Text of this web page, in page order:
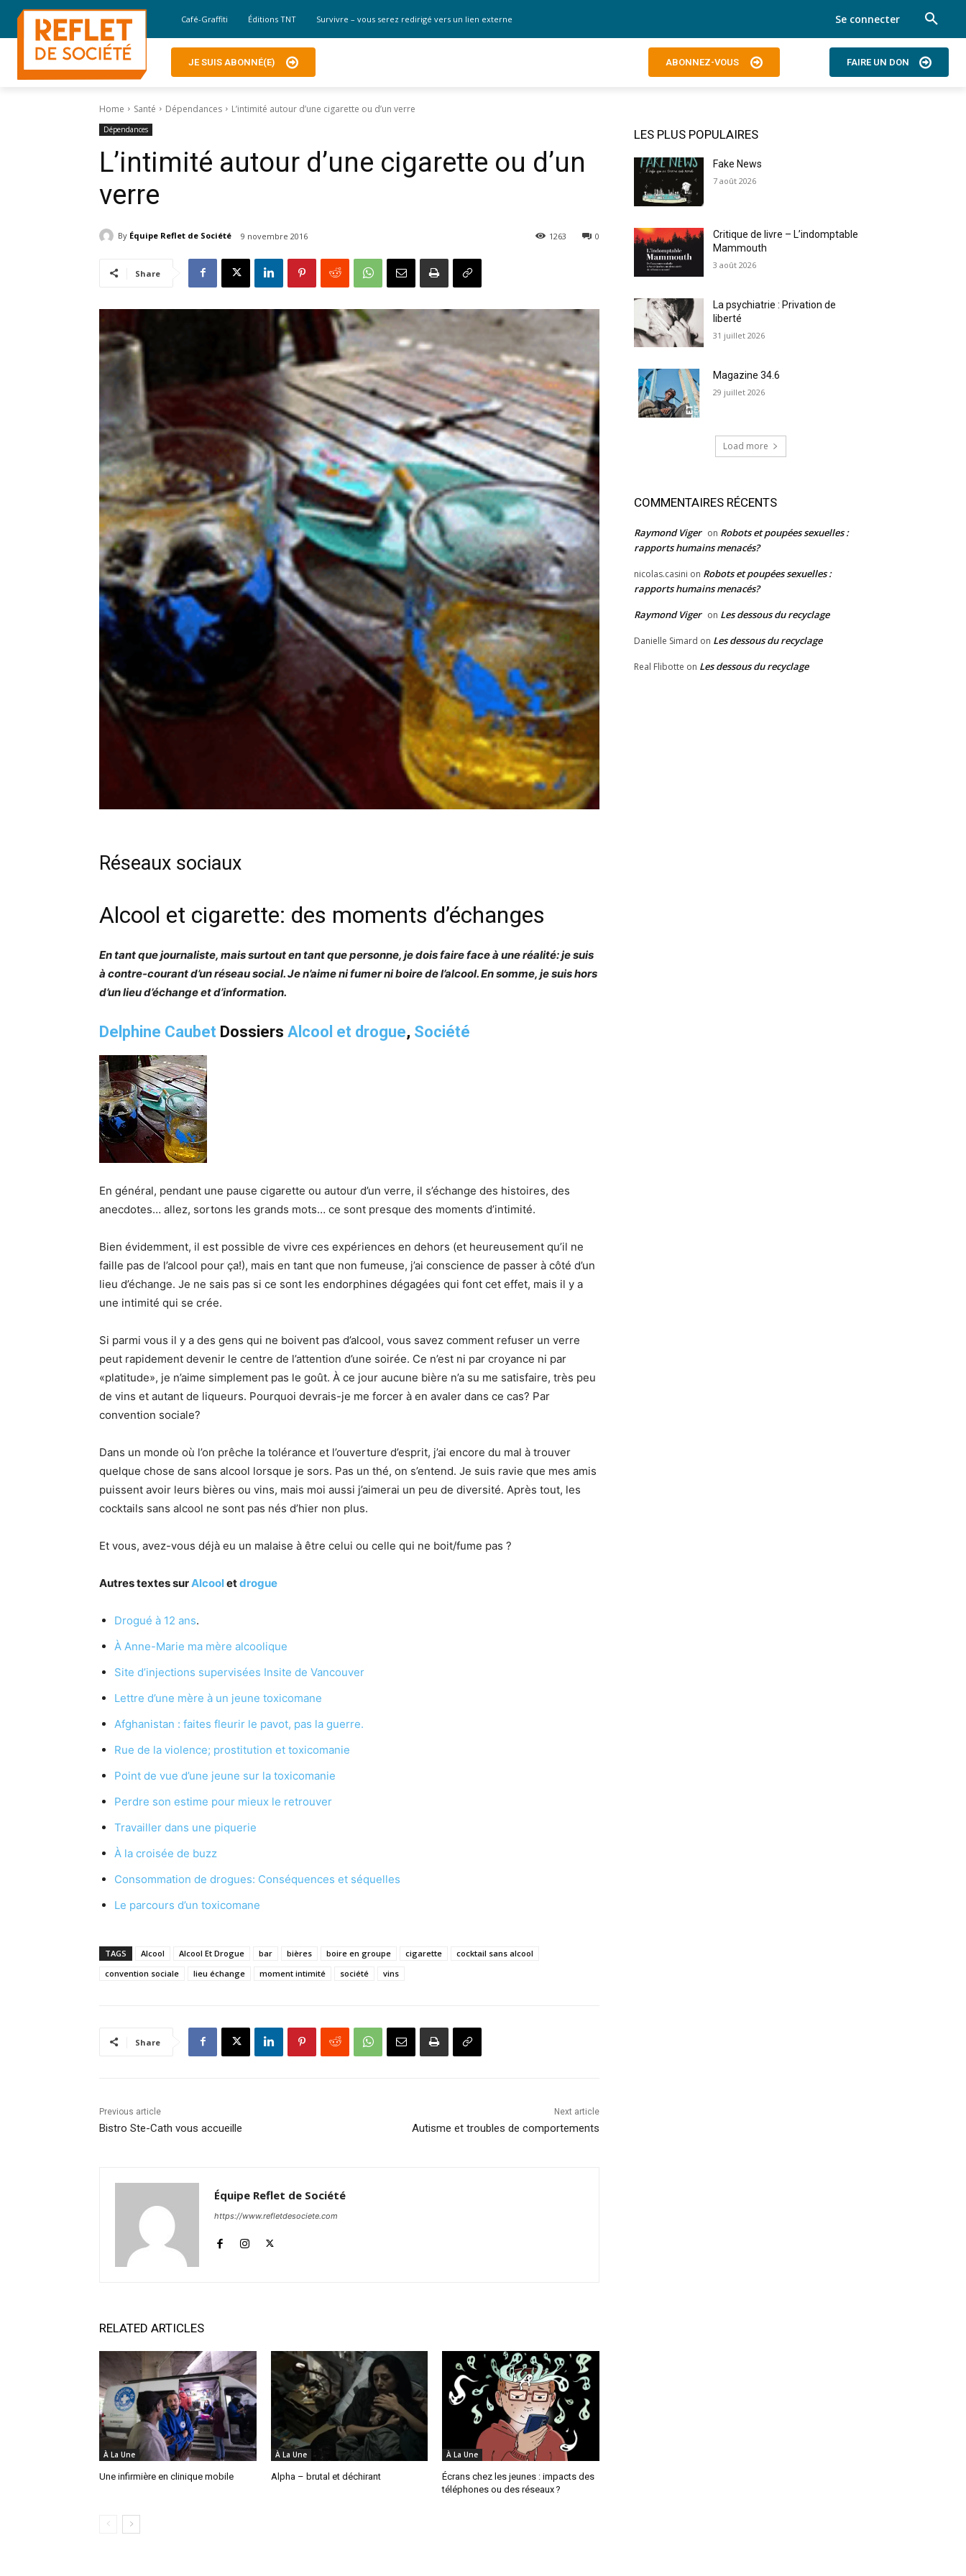
Café-Graffiti Éditions TNT Survivre – vous serez redirigé vers un lien externe Se connecter
JE SUIS ABONNÉ(E) ABONNEZ-VOUS FAIRE UN DON
Home Santé Dépendances L’intimité autour d’une cigarette ou d’un verre
Dépendances
L’intimité autour d’une cigarette ou d’un
verre
By Équipe Reflet de Société 9 novembre 2016 0
1263
Share
Réseaux sociaux
Alcool et cigarette: des moments d’échanges
En tant que journaliste, mais surtout en tant que personne, je dois faire face à une réalité: je suis
à contre-courant d’un réseau social. Je n’aime ni fumer ni boire de l’alcool. En somme, je suis hors
d’un lieu d’échange et d’information.
Delphine Caubet Dossiers Alcool et drogue, Société
En général, pendant une pause cigarette ou autour d’un verre, il s’échange des histoires, des
anecdotes… allez, sortons les grands mots… ce sont presque des moments d’intimité.
Bien évidemment, il est possible de vivre ces expériences en dehors (et heureusement qu’il ne
faille pas de l’alcool pour ça!), mais en tant que non fumeuse, j’ai conscience de passer à côté d’un
lieu d’échange. Je ne sais pas si ce sont les endorphines dégagées qui font cet effet, mais il y a
une intimité qui se crée.
Si parmi vous il y a des gens qui ne boivent pas d’alcool, vous savez comment refuser un verre
peut rapidement devenir le centre de l’attention d’une soirée. Ce n’est ni par croyance ni par
«platitude», je n’aime simplement pas le goût. À ce jour aucune bière n’a su me satisfaire, très peu
de vins et autant de liqueurs. Pourquoi devrais-je me forcer à en avaler dans ce cas? Par
convention sociale?
Dans un monde où l’on prêche la tolérance et l’ouverture d’esprit, j’ai encore du mal à trouver
quelque chose de sans alcool lorsque je sors. Pas un thé, on s’entend. Je suis ravie que mes amis
puissent avoir leurs bières ou vins, mais moi aussi j’aimerai un peu de diversité. Après tout, les
cocktails sans alcool ne sont pas nés d’hier non plus.
Et vous, avez-vous déjà eu un malaise à être celui ou celle qui ne boit/fume pas ?
Autres textes surAlcooletdrogue
Drogué à 12 ans.
À Anne-Marie ma mère alcoolique
Site d’injections supervisées Insite de Vancouver
Lettre d’une mère à un jeune toxicomane
Afghanistan : faites fleurir le pavot, pas la guerre.
Rue de la violence; prostitution et toxicomanie
Point de vue d’une jeune sur la toxicomanie
Perdre son estime pour mieux le retrouver
Travailler dans une piquerie
À la croisée de buzz
Consommation de drogues: Conséquences et séquelles
Le parcours d’un toxicomane
TAGS Alcool Alcool Et Drogue bar bières boire en groupe cigarette
cocktail sans alcool
convention sociale
lieu échange moment intimité société vins
Share
Previous article
Bistro Ste-Cath vous accueille
Next article
Autisme et troubles de comportements
Équipe Reflet de Société
https://www.refletdesociete.com
RELATED ARTICLES
À La Une
Une infirmière en clinique mobile
À La Une
Alpha – brutal et déchirant
À La Une
Écrans chez les jeunes : impacts des
téléphones ou des réseaux ?
LES PLUS POPULAIRES
Fake News
7 août 2026
Critique de livre – L’indomptable
Mammouth
3 août 2026
La psychiatrie : Privation de
liberté
31 juillet 2026
Magazine 34.6
29 juillet 2026
Load more
COMMENTAIRES RÉCENTS
Raymond Viger on Robots et poupées sexuelles :
rapports humains menacés?
nicolas.casini on Robots et poupées sexuelles :
rapports humains menacés?
Raymond Viger on Les dessous du recyclage
Danielle Simard on Les dessous du recyclage
Real Flibotte on Les dessous du recyclage